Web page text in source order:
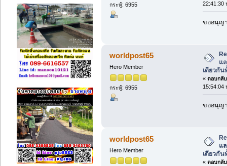
กระทู้: 6955
22:41:30
ขออนุญ
worldpost65
Hero Member
กระทู้: 6955
แ
เดียวกัน
« ตอบกลั
15:54:04
ขออนุญ
worldpost65
Hero Member
แ
เดียวกัน
« ตอบกลั